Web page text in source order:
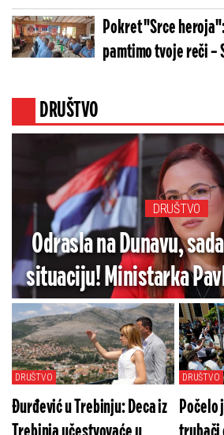
emisije sasekla
napravila veliki
(FOTO)
Pokret "Srce
pamtimo tvoje reči –
DRUŠTVO
DRUŠTVO
Odrasla na Dunavu,
situaciju! Ministarka
na građane! Evo šta
subvencijama za
DRUŠTVO
Đurđević u Trebinju: Deca iz
DRUŠTVO
Počelo